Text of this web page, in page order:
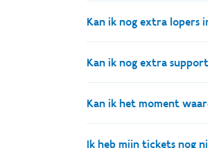
De kostprijs bedraagt 15
Kan ik nog extra lopers
Ja, als je al een
Daarnaast vermeld je
Kan ik nog extra
Ja, als je al een
Kan ik het moment
Liever niet, maar indien
Ik heb mijn tickets nog